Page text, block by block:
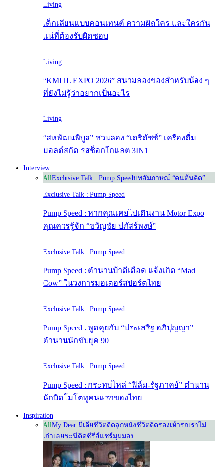
Living
เด็กเลียนแบบคอนเทนต์ ความผิดใคร และใครกัน
แน่ที่ต้องรับผิดชอบ
Living
“KMITL EXPO 2026” สนามลองของสำหรับน้อง ๆ
ที่ยังไม่รู้ว่าอยากเป็นอะไร
Living
“สหพัฒนพิบูล” ชวนลอง “เดริดัชช์” เครื่องดื่ม
มอลต์สกัด รสช็อกโกแลต 3IN1
Interview
AllExclusive Talk : Pump Speedบทสัมภาษณ์ “คนต้นคิด”
Exclusive Talk : Pump Speed
Pump Speed : หากคุณเคยไปเดินงาน Motor Expo
คุณควรรู้จัก “ขวัญชัย ปภัสร์พงษ์”
Exclusive Talk : Pump Speed
Pump Speed : ตำนานบ้าดีเดือด แจ้งเกิด “Mad
Cow” ในวงการมอเตอร์สปอร์ตไทย
Exclusive Talk : Pump Speed
Pump Speed : พูดคุยกับ “ประเสริฐ อภิปุญญา”
ตำนานนักขับยุค 90
Exclusive Talk : Pump Speed
Pump Speed : กระทบไหล่ “ฟิล์ม-รัฐภาคย์” ตำนาน
นักบิดโมโตทูคนแรกของไทย
Inspiration
AllMy Dear มีเดียชีวิตติดลูกหนังชีวิตติดรองเท้ารถเราไม่
เก่าเลยชะนีติดซีรีส์แชร์มุมมอง